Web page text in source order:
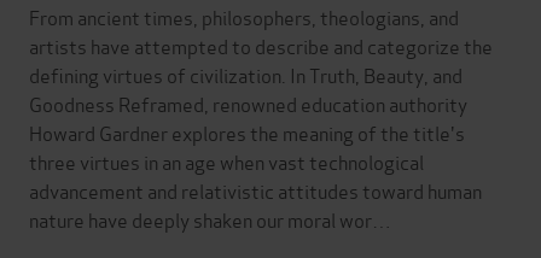
From ancient times, philosophers, theologians, and
artists have attempted to describe and categorize the
defining virtues of civilization. In Truth, Beauty, and
Goodness Reframed, renowned education authority
Howard Gardner explores the meaning of the title's
three virtues in an age when vast technological
advancement and relativistic attitudes toward human
nature have deeply shaken our moral wor…